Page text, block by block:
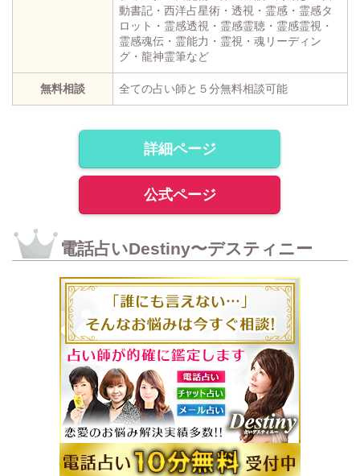
動書記・西洋占星術・透視・霊感・霊感タ
ロット・霊感透視・霊感霊聴・霊感霊視・
霊感魂伝・霊能力・霊視・魂リーディン
グ・龍神霊筆など
無料相談 全ての占い師と５分無料相談可能
詳細ページ
公式ページ
電話占いDestiny〜デスティニー